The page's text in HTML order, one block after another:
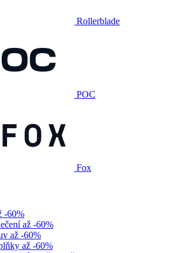
Rollerblade
POC
Fox
-60%
až -60%
až -60%
až -60%